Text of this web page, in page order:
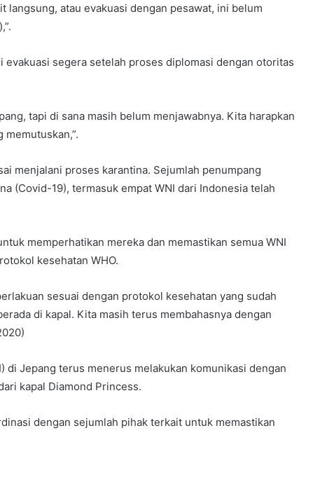
langsung, atau evakuasi dengan pesawat, ini belum
segera setelah proses diplomasi dengan otoritas
tapi di sana masih belum menjawabnya. Kita harapkan
menjalani proses karantina. Sejumlah penumpang
(Covid-19), termasuk empat WNI dari Indonesia telah
memperhatikan mereka dan memastikan semua WNI
kesehatan WHO.
sesuai dengan protokol kesehatan yang sudah
di kapal. Kita masih terus membahasnya dengan
di Jepang terus menerus melakukan komunikasi dengan
kapal Diamond Princess.
dengan sejumlah pihak terkait untuk memastikan